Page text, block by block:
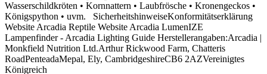
Wasserschildkröten • Kornnattern • Laubfrösche • Kronengeckos •
Königspython • uvm. SicherheitshinweiseKonformitätserklärung
Website Arcadia Reptile Website Arcadia LumenIZE
Lampenfinder - Arcadia Lighting Guide Herstellerangaben:Arcadia |
Monkfield Nutrition Ltd.Arthur Rickwood Farm, Chatteris
RoadPenteadaMepal, Ely, CambridgeshireCB6 2AZVereinigtes
Königreich